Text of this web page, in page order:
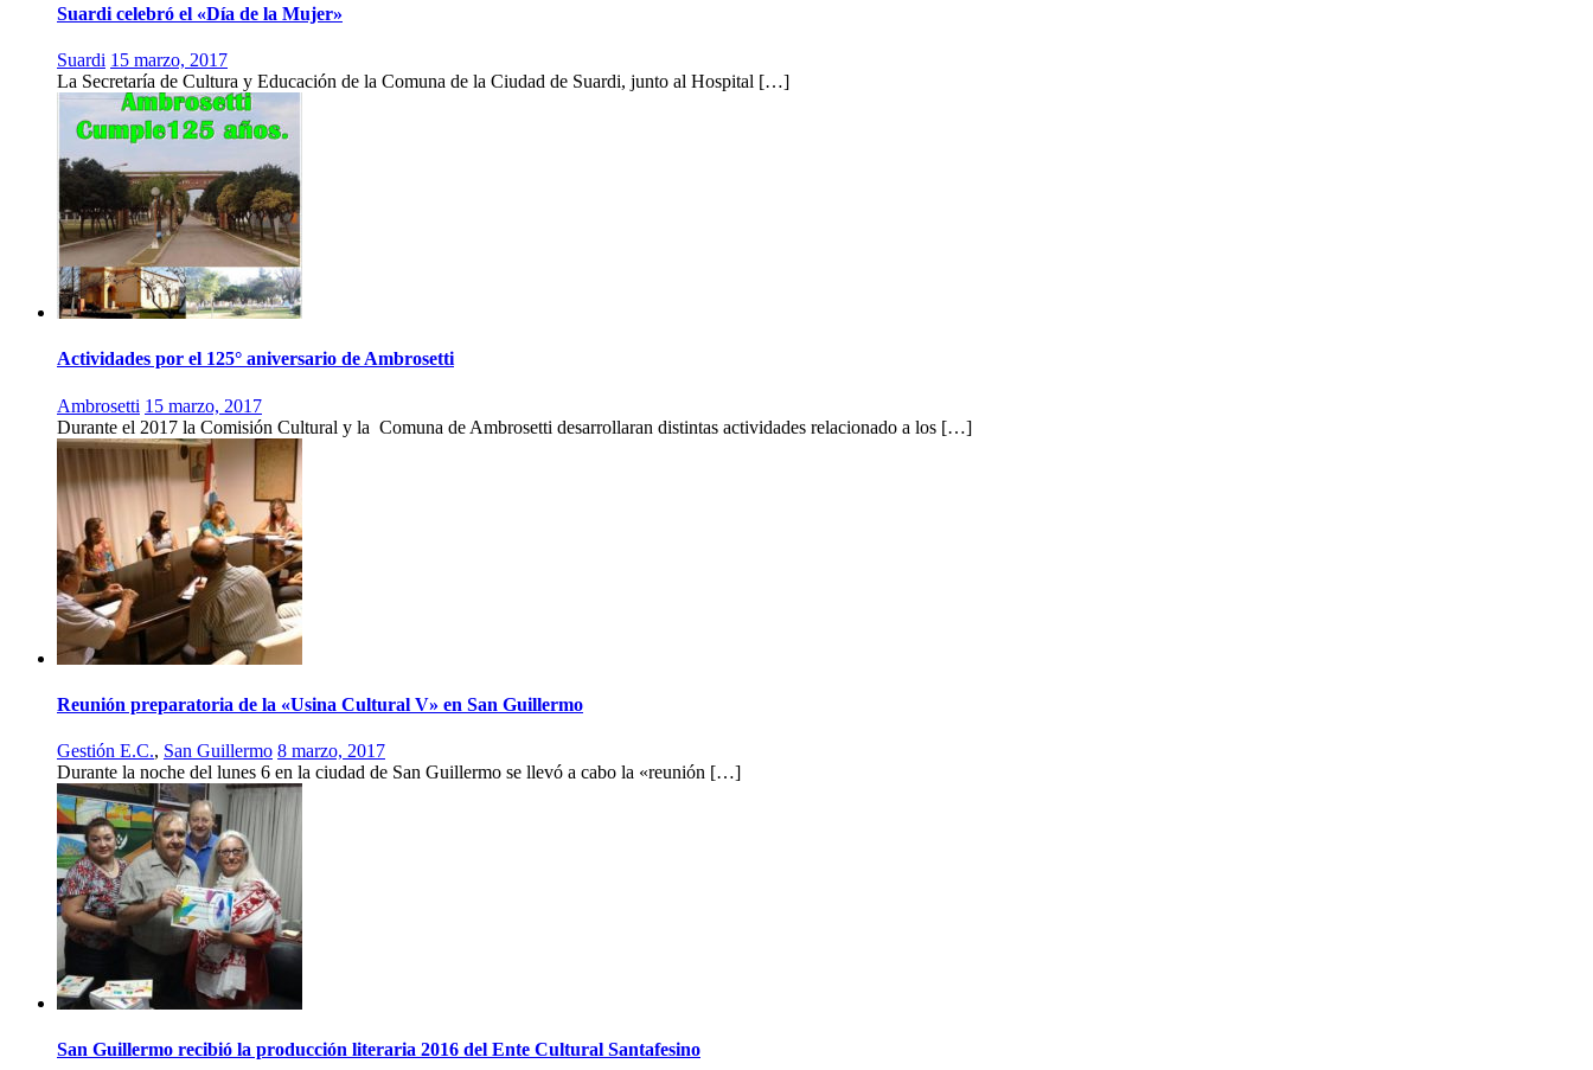
Suardi celebró el «Día de la Mujer»
Suardi 15 marzo, 2017
La Secretaría de Cultura y Educación de la Comuna de la Ciudad de Suardi, junto al Hospital […]
Actividades por el 125° aniversario de Ambrosetti
Ambrosetti 15 marzo, 2017
Durante el 2017 la Comisión Cultural y la Comuna de Ambrosetti desarrollaran distintas actividades relacionado a los […]
Reunión preparatoria de la «Usina Cultural V» en San Guillermo
Gestión E.C., San Guillermo 8 marzo, 2017
Durante la noche del lunes 6 en la ciudad de San Guillermo se llevó a cabo la «reunión […]
San Guillermo recibió la producción literaria 2016 del Ente Cultural Santafesino